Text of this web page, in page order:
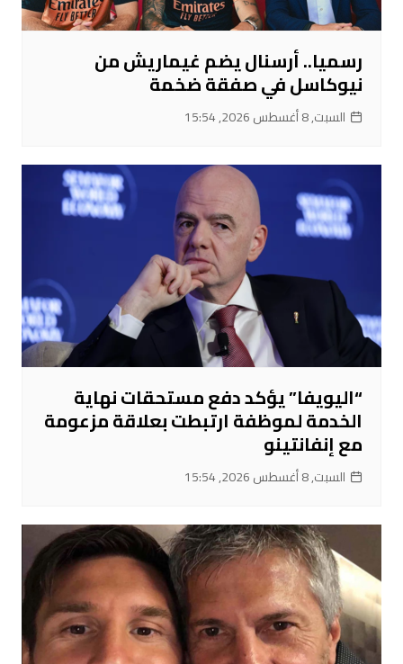
رسميا.. أرسنال يضم غيماريش من
نيوكاسل في صفقة ضخمة
السبت, 8 أغسطس 2026, 15:54
“اليويفا” يؤكد دفع مستحقات نهاية
الخدمة لموظفة ارتبطت بعلاقة مزعومة
مع إنفانتينو
السبت, 8 أغسطس 2026, 15:54